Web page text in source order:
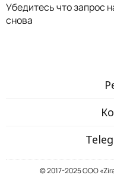
Убедитесь что запрос
снова
© 2017-2025 ООО